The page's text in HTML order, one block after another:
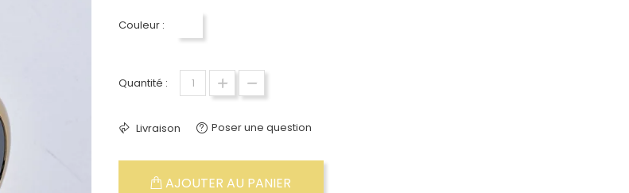
Couleur :
Quantité :
Livraison Poser une question
AJOUTER AU PANIER